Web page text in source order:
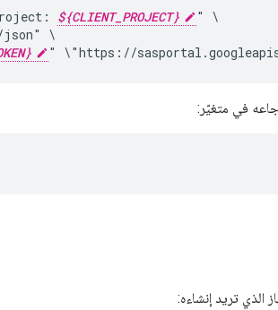
${CLIENT_PROJECT} "
" \"https://
في متغيّر:
الذي تريد إنشاءه: